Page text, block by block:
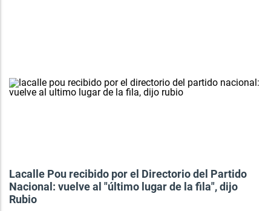
Lacalle Pou recibido por el Directorio del Partido
Nacional: vuelve al "último lugar de la fila", dijo
Rubio